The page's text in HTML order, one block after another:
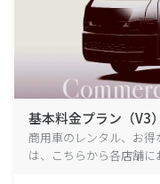
基本料金プラン（V3）
商用車のレンタル、お
は、こちらから各店舗に